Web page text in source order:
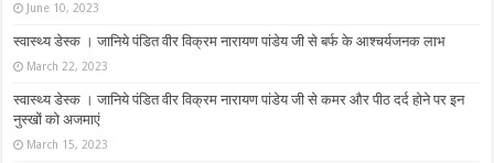
June 10, 2023
स्वास्थ्य डेस्क । जानिये पंडित वीर विक्रम नारायण पांडेय जी से बर्फ के आश्चर्यजनक लाभ
March 22, 2023
स्वास्थ्य डेस्क । जानिये पंडित वीर विक्रम नारायण पांडेय जी से कमर और पीठ दर्द होने पर इन
नुस्‍खों को अजमाएं
March 15, 2023